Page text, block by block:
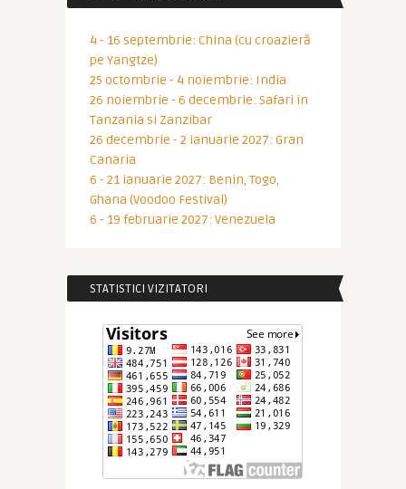
4 - 16 septembrie: China (cu croazieră
pe Yangtze)
25 octombrie - 4 noiembrie: India
26 noiembrie - 6 decembrie: Safari in
Tanzania si Zanzibar
26 decembrie - 2 ianuarie 2027: Gran
Canaria
6 - 21 ianuarie 2027: Benin, Togo,
Ghana (Voodoo Festival)
6 - 19 februarie 2027: Venezuela
STATISTICI VIZITATORI